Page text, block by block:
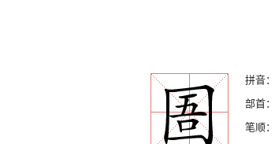
拼音：
部首：
笔顺：